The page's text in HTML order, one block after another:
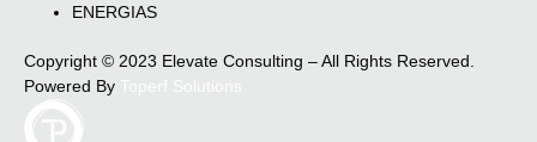
ENERGIAS
Copyright © 2023 Elevate Consulting – All Rights Reserved.
Powered By